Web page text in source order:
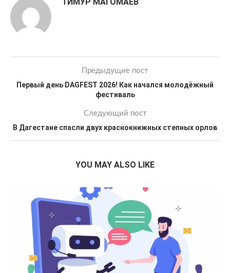
Предыдущие пост
Первый день DAGFEST 2026! Как начался молодёжный
фестиваль
Следующий пост
В Дагестане спасли двух краснокнижных степных орлов
YOU MAY ALSO LIKE